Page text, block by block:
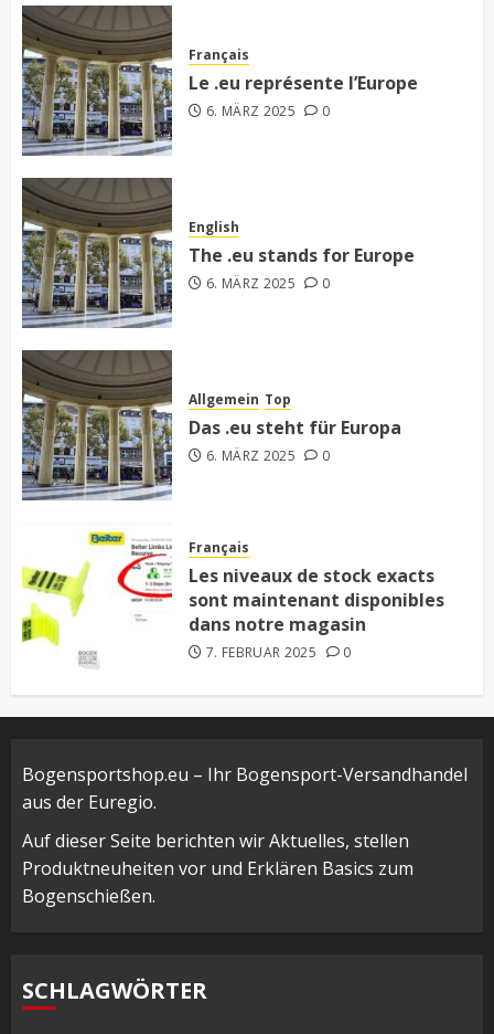
Français
Le .eu représente l’Europe
6. MÄRZ 2025 0
English
The .eu stands for Europe
6. MÄRZ 2025 0
Allgemein Top
Das .eu steht für Europa
6. MÄRZ 2025 0
Français
Les niveaux de stock exacts
sont maintenant disponibles
dans notre magasin
7. FEBRUAR 2025 0
Bogensportshop.eu – Ihr Bogensport-Versandhandel
aus der Euregio.
Auf dieser Seite berichten wir Aktuelles, stellen
Produktneuheiten vor und Erklären Basics zum
Bogenschießen.
SCHLAGWÖRTER